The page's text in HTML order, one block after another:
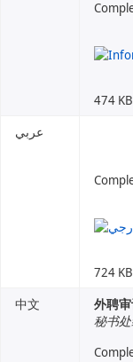
474 KB
عربي
724 KB
中文
外聘
秘书